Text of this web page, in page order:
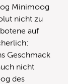
Minimoog
nicht zu
auf
Geschmack
nicht
des